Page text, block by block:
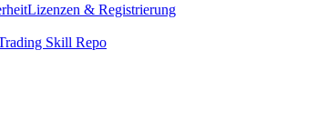
Lizenzen & Registrierung
Skill Repo